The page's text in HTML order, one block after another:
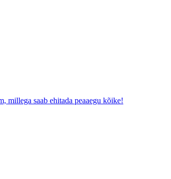
millega saab ehitada peaaegu kõike!